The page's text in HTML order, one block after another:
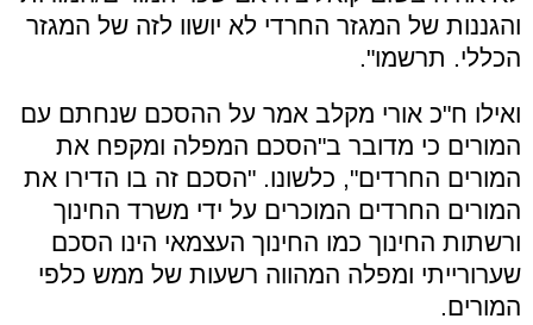
והגננות של המגזר החרדי לא יושוו לזה של המגזר
הכללי. תרשמו".
ואילו ח"כ אורי מקלב אמר על ההסכם שנחתם עם
המורים כי מדובר ב"הסכם המפלה ומקפח את
המורים החרדים", כלשונו. "הסכם זה בו הדירו את
המורים החרדים המוכרים על ידי משרד החינוך
ורשתות החינוך כמו החינוך העצמאי הינו הסכם
שערורייתי ומפלה המהווה רשעות של ממש כלפי
המורים.